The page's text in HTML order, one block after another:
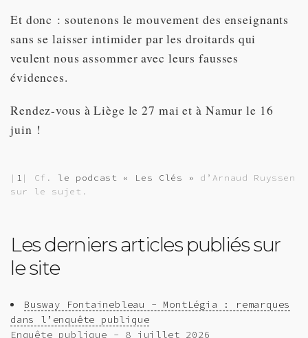
Et donc : soutenons le mouvement des enseignants
sans se laisser intimider par les droitards qui
veulent nous assommer avec leurs fausses
évidences.
Rendez-vous à Liège le 27 mai et à Namur le 16
juin !
| 1 | Cf. le podcast « Les Clés »
d’Arnaud Ruyssen
sur le sujet.
Les derniers articles publiés sur
le site
Busway Fontainebleau - MontLégia : remarques
dans l’enquête publique
Enquête publique - 8 juillet 2026